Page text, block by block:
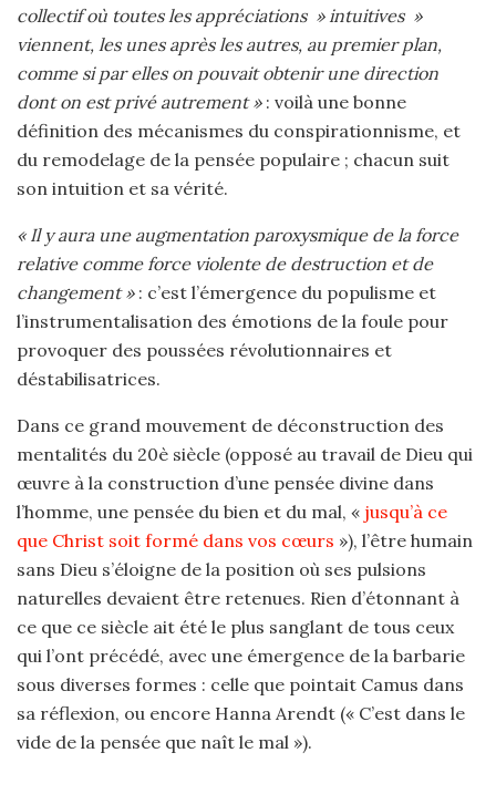
collectif où toutes les appréciations » intuitives »
viennent, les unes après les autres, au premier plan,
comme si par elles on pouvait obtenir une direction
dont on est privé autrement »: voilà une bonne
définition des mécanismes du conspirationnisme, et
du remodelage de la pensée populaire ; chacun suit
son intuition et sa vérité.
« Il y aura une augmentation paroxysmique de la force
relative comme force violente de destruction et de
changement »: c’est l’émergence du populisme et
l’instrumentalisation des émotions de la foule pour
provoquer des poussées révolutionnaires et
déstabilisatrices.
Dans ce grand mouvement de déconstruction des
mentalités du 20è siècle (opposé au travail de Dieu qui
œuvre à la construction d’une pensée divine dans
l’homme, une pensée du bien et du mal, « jusqu’à ce
que Christ soit formé dans vos cœurs »), l’être humain
sans Dieu s’éloigne de la position où ses pulsions
naturelles devaient être retenues. Rien d’étonnant à
ce que ce siècle ait été le plus sanglant de tous ceux
qui l’ont précédé, avec une émergence de la barbarie
sous diverses formes : celle que pointait Camus dans
sa réflexion, ou encore Hanna Arendt (« C’est dans le
vide de la pensée que naît le mal »).